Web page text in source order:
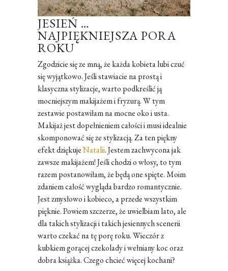
JESIEŃ …
NAJPIĘKNIEJSZA PORA
ROKU
Zgodzicie się ze mną, że każda kobieta lubi czuć
się wyjątkowo. Jeśli stawiacie na prostą i
klasyczna stylizacje, warto podkreślić ją
mocniejszym makijażem i fryzurą. W tym
zestawie postawiłam na mocne oko i usta.
Makijaż jest dopełnieniem całości i musi idealnie
skomponować się ze stylizacją. Za ten piękny
efekt dziękujeNatalii. Jestem zachwycona jak
zawsze makijażem! Jeśli chodzi o włosy, to tym
razem postanowiłam, że będą one spięte. Moim
zdaniem całość wygląda bardzo romantycznie.
Jest zmysłowo i kobieco, a przede wszystkim
pięknie. Powiem szczerze, że uwielbiam lato, ale
dla takich stylizacji i takich jesiennych scenerii
warto czekać na tę porę roku. Wieczór z
kubkiem gorącej czekolady i wełniany koc oraz
dobra książka. Czego chcieć więcej kochani?